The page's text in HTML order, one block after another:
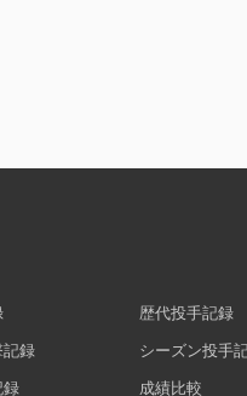
歴代投手記録
記録
シーズン投手
録
成績比較